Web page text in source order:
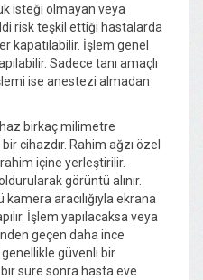
isteği olmayan veya
risk teşkil ettiği hastalarda
kapatılabilir. İşlem genel
Sadece tanı amaçlı
ise anestezi almadan
birkaç milimetre
bir cihazdır. Rahim ağzı özel
içine yerleştirilir.
görüntü alınır.
aracılığıyla ekrana
İşlem yapılacaksa veya
geçen daha ince
genellikle güvenli bir
süre sonra hasta eve